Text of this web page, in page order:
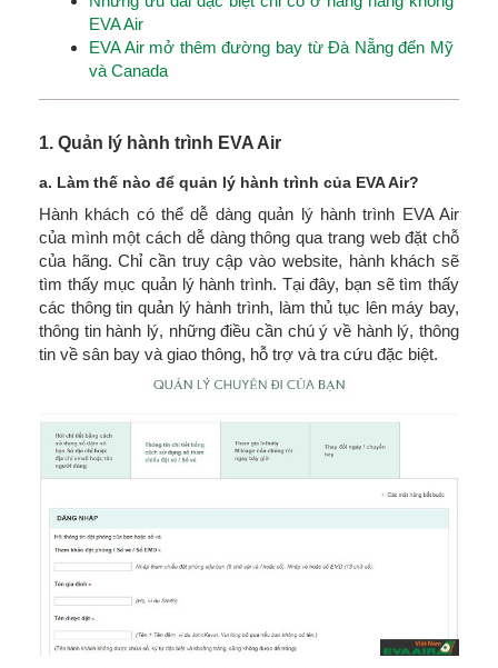
EVA Air
EVA Air mở thêm đường bay từ Đà Nẵng đến Mỹ
và Canada
1. Quản lý hành trình EVA Air
a. Làm thế nào để quản lý hành trình của EVA Air?
Hành khách có thể dễ dàng quản lý hành trình EVA Air
của mình một cách dễ dàng thông qua trang web đặt chỗ
của hãng. Chỉ cần truy cập vào website, hành khách sẽ
tìm thấy mục quản lý hành trình. Tại đây, bạn sẽ tìm thấy
các thông tin quản lý hành trình, làm thủ tục lên máy bay,
thông tin hành lý, những điều cần chú ý về hành lý, thông
tin về sân bay và giao thông, hỗ trợ và tra cứu đặc biệt.